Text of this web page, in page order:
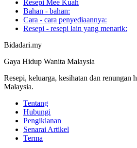
Resepi Mee Kuah
Bahan - bahan:
Cara - cara penyediaannya:
Resepi - resepi lain yang menarik:
Bidadari.my
Gaya Hidup Wanita Malaysia
Resepi, keluarga, kesihatan dan renungan
Malaysia.
Tentang
Hubungi
Pengiklanan
Senarai Artikel
Terma